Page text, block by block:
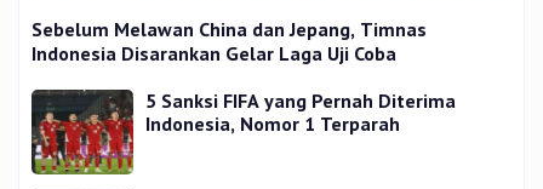
Sebelum Melawan China dan Jepang, Timnas
Indonesia Disarankan Gelar Laga Uji Coba
5 Sanksi FIFA yang Pernah Diterima
Indonesia, Nomor 1 Terparah